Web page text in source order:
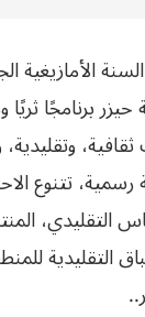
برنامجًا ثريًا
رسمية،
التقليدي،
التقليدية